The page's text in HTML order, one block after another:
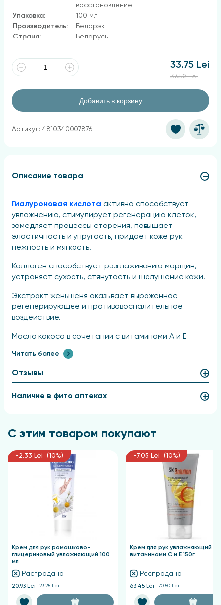
восстановление
Упаковка:
100 мл
Производитель:
Белорэк
Страна:
Беларусь
33.75 Lei
37.50 Lei
Добавить в корзину
Артикул: 4810340007876
Описание товара
Гиалуроновая кислота активно способствует
увлажнению, стимулирует регенерацию клеток,
замедляет процессы старения, повышает
эластичность и упругость, придает коже рук
нежность и мягкость.
Коллаген способствует разглаживанию морщин,
устраняет сухость, стянутость и шелушение кожи.
Экстракт женьшеня оказывает выраженное
регенерирующее и противовоспалительное
воздействие.
Масло кокоса в сочетании с витаминами А и Е
интенсивно питает кожу, обладает эффективным
смягчающим действием и стимулирует процессы
ее обновления.
Применение
легкие массажные движения.
Читать более
Отзывы
Наличие в фито аптеках
С этим товаром покупают
-2.33 Lei (10%)
Крем для рук ромашково-
глицериновый увлажняющий 100
мл
Распродано
20.93 Lei 23.25 Lei
-7.05 Lei (10%)
Крем для рук увлажняющий с
витаминами С и Е 150г
Распродано
63.45 Lei 70.50 Lei